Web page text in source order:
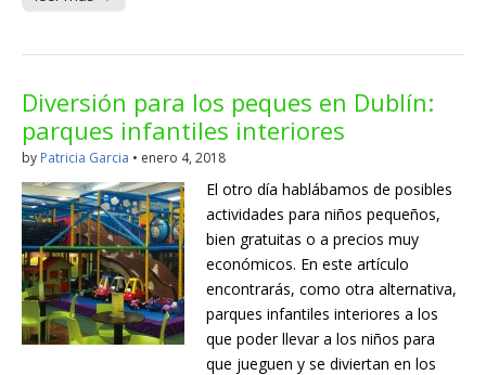
Diversión para los peques en Dublín:
parques infantiles interiores
by Patricia Garcia • enero 4, 2018
El otro día hablábamos de posibles
actividades para niños pequeños,
bien gratuitas o a precios muy
económicos. En este artículo
encontrarás, como otra alternativa,
parques infantiles interiores a los
que poder llevar a los niños para
que jueguen y se diviertan en los